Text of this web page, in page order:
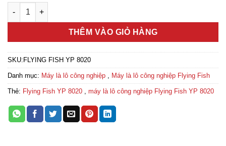
Máy là lô công nghiệp Flying Fish YP 8020 số lượng
THÊM VÀO GIỎ HÀNG
SKU: FLYING FISH YP 8020
Danh mục: Máy là lô công nghiệp , Máy là lô công nghiệp Flying Fish
Thẻ: Flying Fish YP 8020 , máy là lô công nghiệp Flying Fish YP 8020